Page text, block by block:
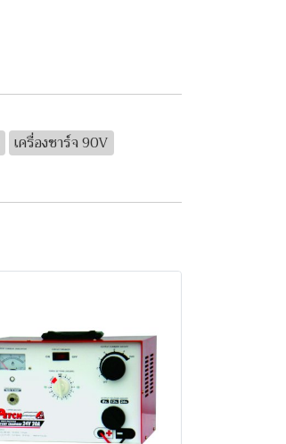
เครื่องชาร์จ 90V